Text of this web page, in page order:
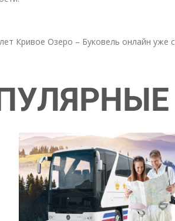
Кривое Озеро – Буковель онлайн